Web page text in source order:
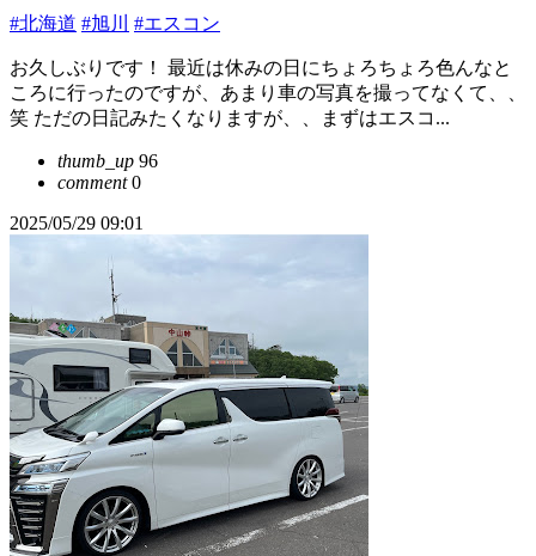
#北海道 #旭川 #エスコン
お久しぶりです！ 最近は休みの日にちょろちょろ色んなと
ころに行ったのですが、あまり車の写真を撮ってなくて、、
笑 ただの日記みたくなりますが、、まずはエスコ...
thumb_up 96
comment0
2025/05/29 09:01